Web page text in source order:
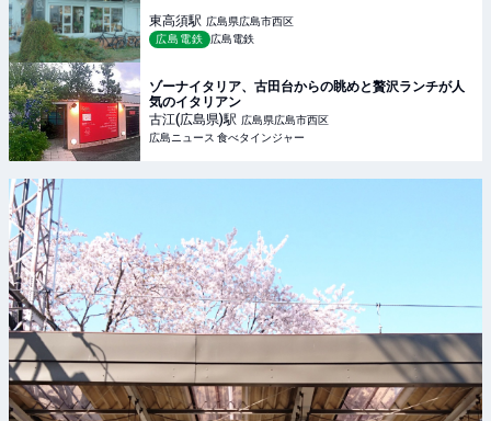
東高須駅 広島県広島市西区
広島電鉄
広島電鉄
ゾーナイタリア、古田台からの眺めと贅沢ランチが人
気のイタリアン
古江(広島県)駅 広島県広島市西区
広島ニュース 食べタインジャー